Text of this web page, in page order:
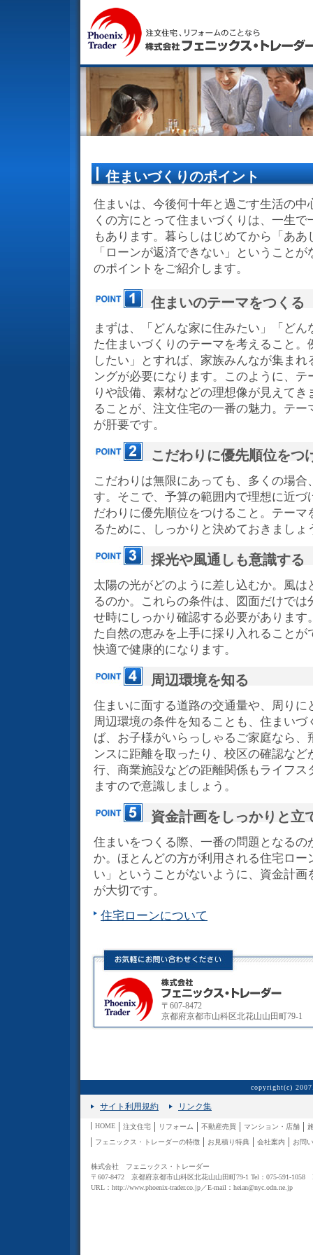
住まいづくりのポイント
住まいは、今後何十年と過ごす生活の中
くの方にとって住まいづくりは、一生
もあります。暮らしはじめてから「あ
「ローンが返済できない」ということ
のポイントをご紹介します。
住まいのテーマをつくる
まずは、「どんな家に住みたい」「ど
た住まいづくりのテーマを考えること
したい」とすれば、家族みんなが集ま
ングが必要になります。このように、
りや設備、素材などの理想像が見えて
ることが、注文住宅の一番の魅力。テ
が肝要です。
こだわりに優先順位をつ
こだわりは無限にあっても、多くの場
す。そこで、予算の範囲内で理想に近づ
だわりに優先順位をつけること。テー
るために、しっかりと決めておきましょ
採光や風通しも意識する
太陽の光がどのように差し込むか。風
るのか。これらの条件は、図面だけで
せ時にしっかり確認する必要があります
た自然の恵みを上手に採り入れること
快適で健康的になります。
周辺環境を知る
住まいに面する道路の交通量や、周りに
周辺環境の条件を知ることも、住まい
ば、お子様がいらっしゃるご家庭なら
ンスに距離を取ったり、校区の確認な
行、商業施設などの距離関係もライフス
ますので意識しましょう。
資金計画をしっかりと立
住まいをつくる際、一番の問題となるの
か。ほとんどの方が利用される住宅ロ
い」ということがないように、資金計
が大切です。
住宅ローンについて
〒607-8472
京都府京都市山科区北花山山田町79-1
copyright(c)
サイト利用規約 リンク集
HOME 注文住宅 リフォーム 不動産売買 マンション・店舗
フェニックス・トレーダーの特徴
お見積り特典 会社案内 お問
株式会社 フェニックス・トレーダー
〒607-8472 京都府京都市山科区北花山山田町79-1 Tel：075-591-1058
URL： http://www.phoenix-trader.co.jp ／E-mail： heian@nyc.odn.ne.jp